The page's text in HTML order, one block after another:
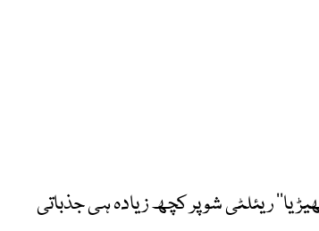
ریئلٹی شو پر کچھ زیادہ ہی جذباتی